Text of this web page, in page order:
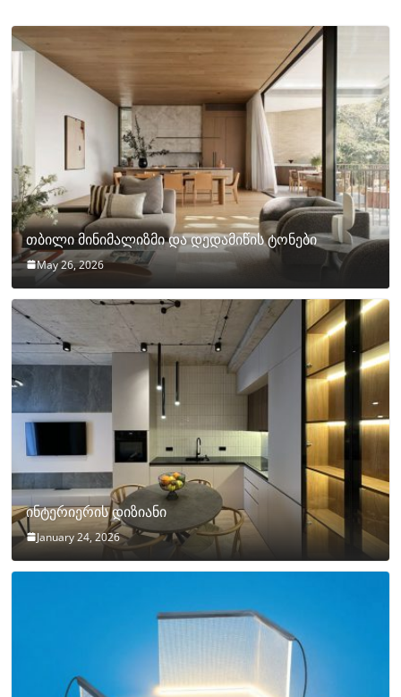
თბილი მინიმალიზმი და დედამიწის ტონები
May 26, 2026
ინტერიერის დიზიანი
January 24, 2026